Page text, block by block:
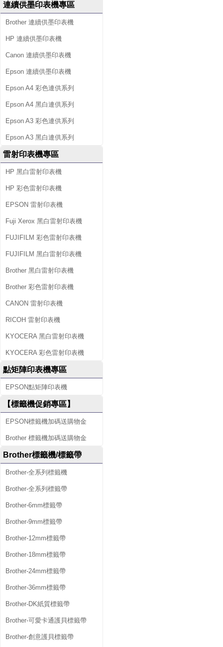
連續供墨印表機專區
Brother 連續供墨印表機
HP 連續供墨印表機
Canon 連續供墨印表機
Epson 連續供墨印表機
Epson A4 彩色連供系列
Epson A4 黑白連供系列
Epson A3 彩色連供系列
Epson A3 黑白連供系列
雷射印表機專區
HP 黑白雷射印表機
HP 彩色雷射印表機
EPSON 雷射印表機
Fuji Xerox 黑白雷射印表機
FUJIFILM 彩色雷射印表機
FUJIFILM 黑白雷射印表機
Brother 黑白雷射印表機
Brother 彩色雷射印表機
CANON 雷射印表機
RICOH 雷射印表機
KYOCERA 黑白雷射印表機
KYOCERA 彩色雷射印表機
點矩陣印表機專區
EPSON點矩陣印表機
【標籤機促銷專區】
EPSON標籤機加碼送購物金
Brother 標籤機加碼送購物金
Brother標籤機/標籤帶
Brother-全系列標籤機
Brother-全系列標籤帶
Brother-6mm標籤帶
Brother-9mm標籤帶
Brother-12mm標籤帶
Brother-18mm標籤帶
Brother-24mm標籤帶
Brother-36mm標籤帶
Brother-DK紙質標籤帶
Brother-可愛卡通護貝標籤帶
Brother-創意護貝標籤帶